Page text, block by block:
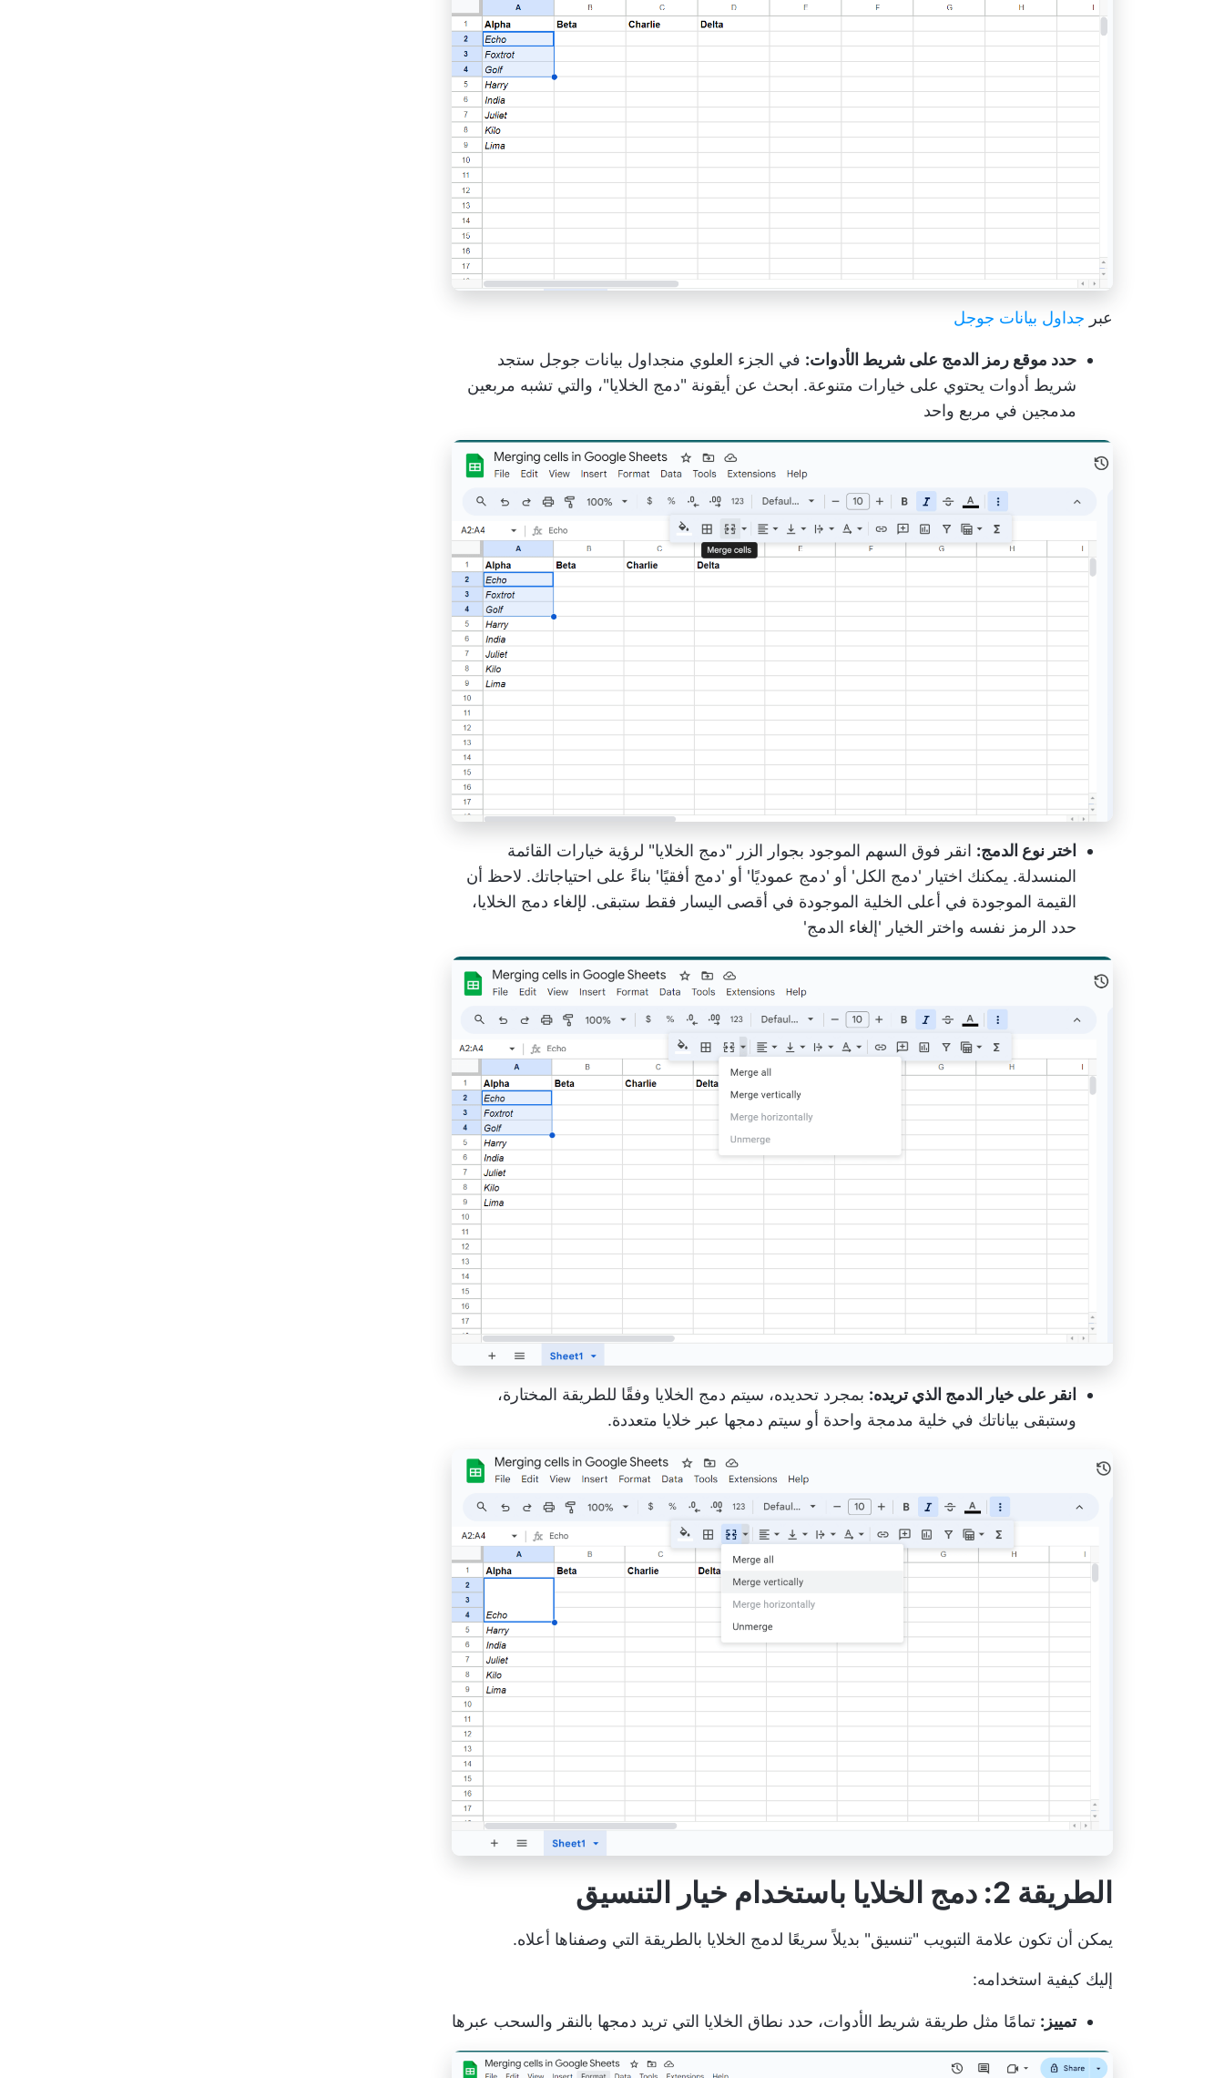
عبر جداول بيانات جوجل
حدد موقع رمز الدمج على شريط الأدوات: في الجزء العلوي منجداول بيانات جوجل ستجد
شريط أدوات يحتوي على خيارات متنوعة. ابحث عن أيقونة "دمج الخلايا"، والتي تشبه مربعين
مدمجين في مربع واحد
اختر نوع الدمج: انقر فوق السهم الموجود بجوار الزر "دمج الخلايا" لرؤية خيارات القائمة
المنسدلة. يمكنك اختيار 'دمج الكل' أو 'دمج عموديًا' أو 'دمج أفقيًا' بناءً على احتياجاتك. لاحظ أن
القيمة الموجودة في أعلى الخلية الموجودة في أقصى اليسار فقط ستبقى. لإلغاء دمج الخلايا،
حدد الرمز نفسه واختر الخيار 'إلغاء الدمج'
انقر على خيار الدمج الذي تريده: بمجرد تحديده، سيتم دمج الخلايا وفقًا للطريقة المختارة،
وستبقى بياناتك في خلية مدمجة واحدة أو سيتم دمجها عبر خلايا متعددة.
الطريقة 2: دمج الخلايا باستخدام خيار التنسيق
يمكن أن تكون علامة التبويب "تنسيق" بديلاً سريعًا لدمج الخلايا بالطريقة التي وصفناها أعلاه.
إليك كيفية استخدامه:
تمييز: تمامًا مثل طريقة شريط الأدوات، حدد نطاق الخلايا التي تريد دمجها بالنقر والسحب عبرها